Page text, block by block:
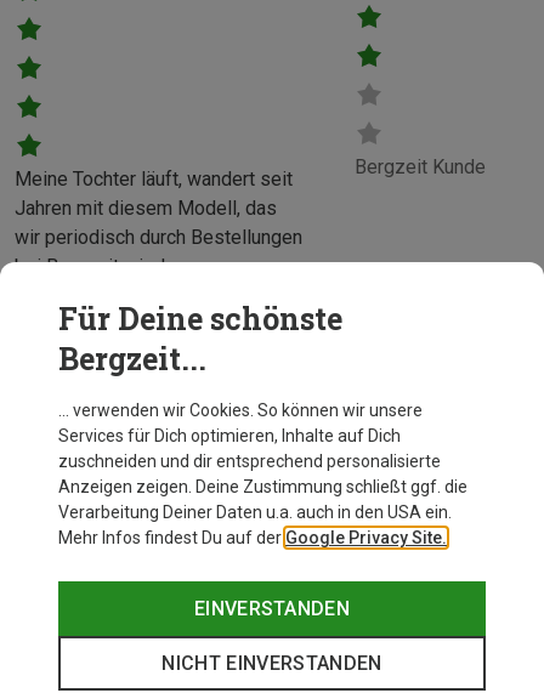
Meine Tochter läuft, wandert seit
Jahren mit diesem Modell, das
wir periodisch durch Bestellungen
bei Bergzeit wieder erneuern.
Bergzeit Kunde
Für Deine schönste
Bergzeit...
… verwenden wir Cookies. So können wir unsere
Services für Dich optimieren, Inhalte auf Dich
zuschneiden und dir entsprechend personalisierte
Anzeigen zeigen. Deine Zustimmung schließt ggf. die
Verarbeitung Deiner Daten u.a. auch in den USA ein.
Mehr Infos findest Du auf der Google Privacy Site.
EINVERSTANDEN
NICHT EINVERSTANDEN